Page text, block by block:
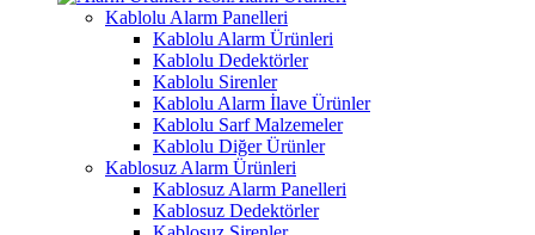
Kablolu Alarm Panelleri
Kablolu Alarm Ürünleri
Kablolu Dedektörler
Kablolu Sirenler
Kablolu Alarm İlave Ürünler
Kablolu Sarf Malzemeler
Kablolu Diğer Ürünler
Kablosuz Alarm Ürünleri
Kablosuz Alarm Panelleri
Kablosuz Dedektörler